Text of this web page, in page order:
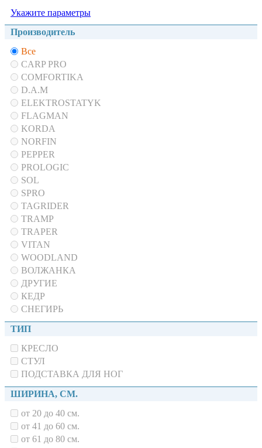
Укажите параметры
Производитель
Все
CARP PRO
COMFORTIKA
D.A.M
ELEKTROSTATYK
FLAGMAN
KORDA
NORFIN
PEPPER
PROLOGIC
SOL
SPRO
TAGRIDER
TRAMP
TRAPER
VITAN
WOODLAND
ВОЛЖАНКА
ДРУГИЕ
КЕДР
СНЕГИРЬ
ТИП
КРЕСЛО
СТУЛ
ПОДСТАВКА ДЛЯ НОГ
ШИРИНА, СМ.
от 20 до 40 см.
от 41 до 60 см.
от 61 до 80 см.